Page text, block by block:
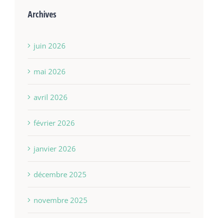
Archives
juin 2026
mai 2026
avril 2026
février 2026
janvier 2026
décembre 2025
novembre 2025